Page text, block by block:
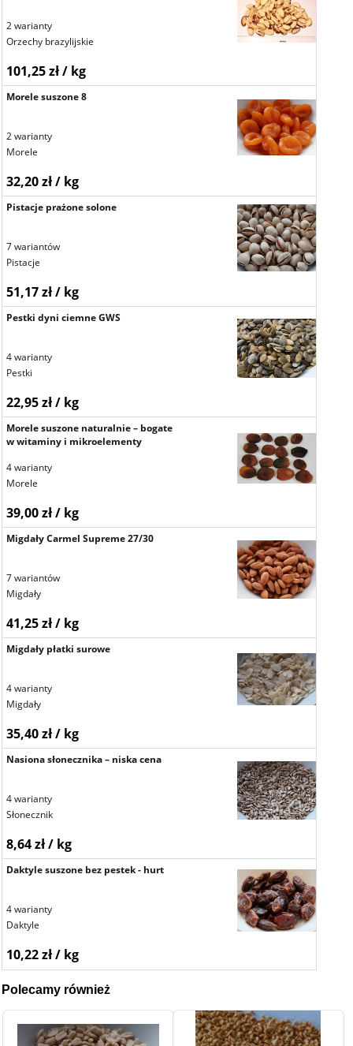
2 warianty
Orzechy brazylijskie
101,25 zł / kg
Morele suszone 8
2 warianty
Morele
32,20 zł / kg
Pistacje prażone solone
7 wariantów
Pistacje
51,17 zł / kg
Pestki dyni ciemne GWS
4 warianty
Pestki
22,95 zł / kg
Morele suszone naturalnie – bogate
w witaminy i mikroelementy
4 warianty
Morele
39,00 zł / kg
Migdały Carmel Supreme 27/30
7 wariantów
Migdały
41,25 zł / kg
Migdały płatki surowe
4 warianty
Migdały
35,40 zł / kg
Nasiona słonecznika – niska cena
4 warianty
Słonecznik
8,64 zł / kg
Daktyle suszone bez pestek - hurt
4 warianty
Daktyle
10,22 zł / kg
Polecamy również